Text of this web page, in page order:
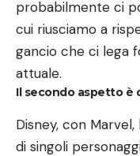
probabilmente ci
cui riusciamo a
gancio che ci lega
attuale.
Il secondo aspetto è
Disney, con
di singoli